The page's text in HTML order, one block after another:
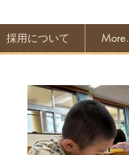
採用について